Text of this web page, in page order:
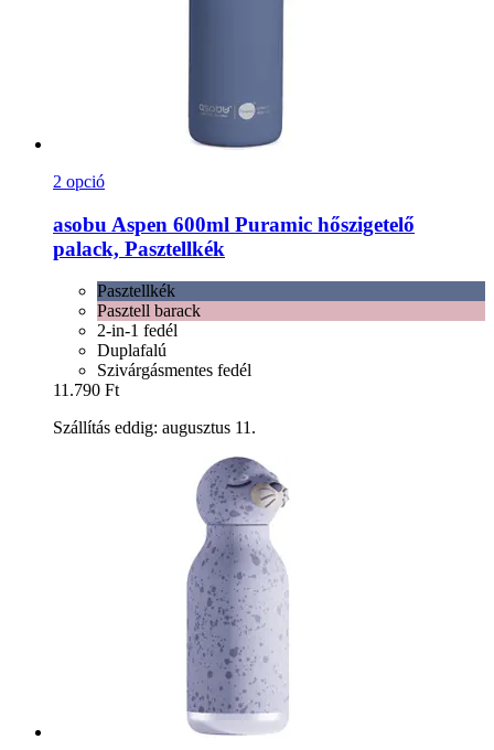
2 opció
asobu Aspen 600ml Puramic hőszigetelő
palack, Pasztellkék
Pasztellkék
Pasztell barack
2-in-1 fedél
Duplafalú
Szivárgásmentes fedél
11.790 Ft
Szállítás eddig: augusztus 11.